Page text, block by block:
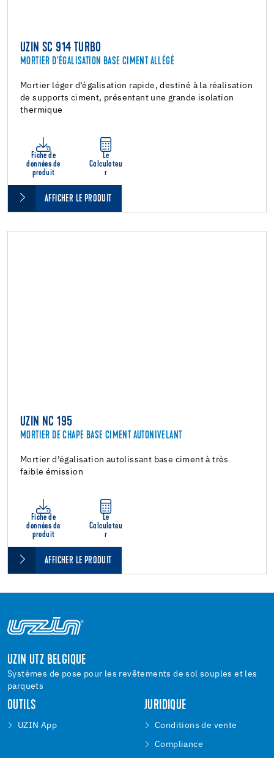
UZIN SC 914 TURBO
MORTIER D’ÉGALISATION BASE CIMENT ALLÉGÉ
Mortier léger d’égalisation rapide, destiné à la réalisation
de supports ciment, présentant une grande isolation
thermique
Fiche de
données de
produit
Le
Calculateu
r
AFFICHER LE PRODUIT
UZIN NC 195
MORTIER DE CHAPE BASE CIMENT AUTONIVELANT
Mortier d’égalisation autolissant base ciment à très
faible émission
Fiche de
données de
produit
Le
Calculateu
r
AFFICHER LE PRODUIT
UZIN UTZ BELGIQUE
Systèmes de pose pour les revêtements de sol souples et les
parquets
OUTILS
UZIN App
JURIDIQUE
Conditions de vente
Compliance